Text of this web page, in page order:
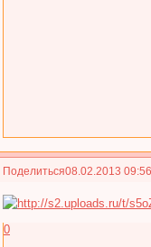
Поделиться08.02.2013
0